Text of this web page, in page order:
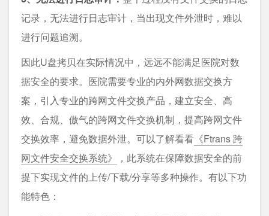
记录，无法进行日志审计，当出现文件外泄时，难以
进行问题追溯。
因此U盘拷贝在实际情况中，远远不能满足医院对数
据安全的要求。医院需要专业的内外网数据交换方
案，引入专业的跨网文件交换产品，建立安全、高
效、合规、傲气的跨网文件交换机制，提高跨网文件
交换效率，避免数据外泄。可以了解看看 《Ftrans 跨
网文件安全交换系统》
，此系统在保障数据安全的前
提下实现文件的上传/下载/分享等多种操作。有以下功
能特色：